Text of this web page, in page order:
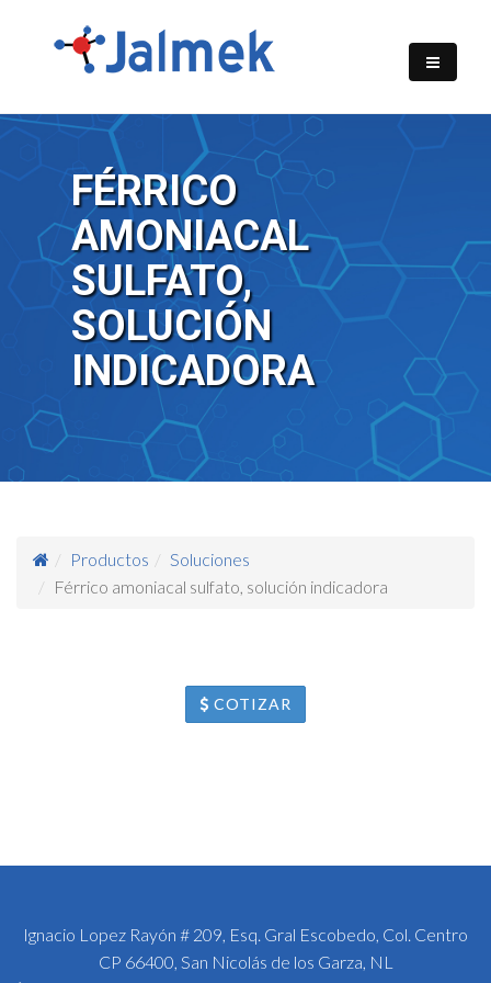
FÉRRICO
AMONIACAL
SULFATO,
SOLUCIÓN
INDICADORA
Productos
Soluciones
Férrico amoniacal sulfato, solución indicadora
COTIZAR
Ignacio Lopez Rayón # 209, Esq. Gral Escobedo, Col. Centro
CP 66400, San Nicolás de los Garza, NL